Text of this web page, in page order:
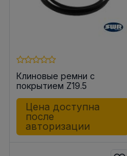
Клиновые ремни с
покрытием Z19.5
Цена доступна
после
авторизации